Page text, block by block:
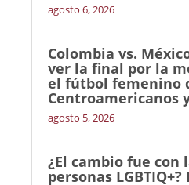
agosto 6, 2026
Colombia vs.
ver la final por la
el fútbol femenino
Centroamericanos
agosto 5, 2026
¿El cambio fue con
personas